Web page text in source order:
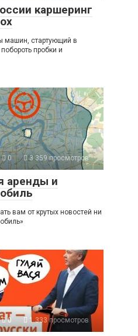
каршеринг
машин, стартующий в
пробки и
0 3 359 просмотров
аренды и
вам от крутых новостей ни
0 1 333 просмотров